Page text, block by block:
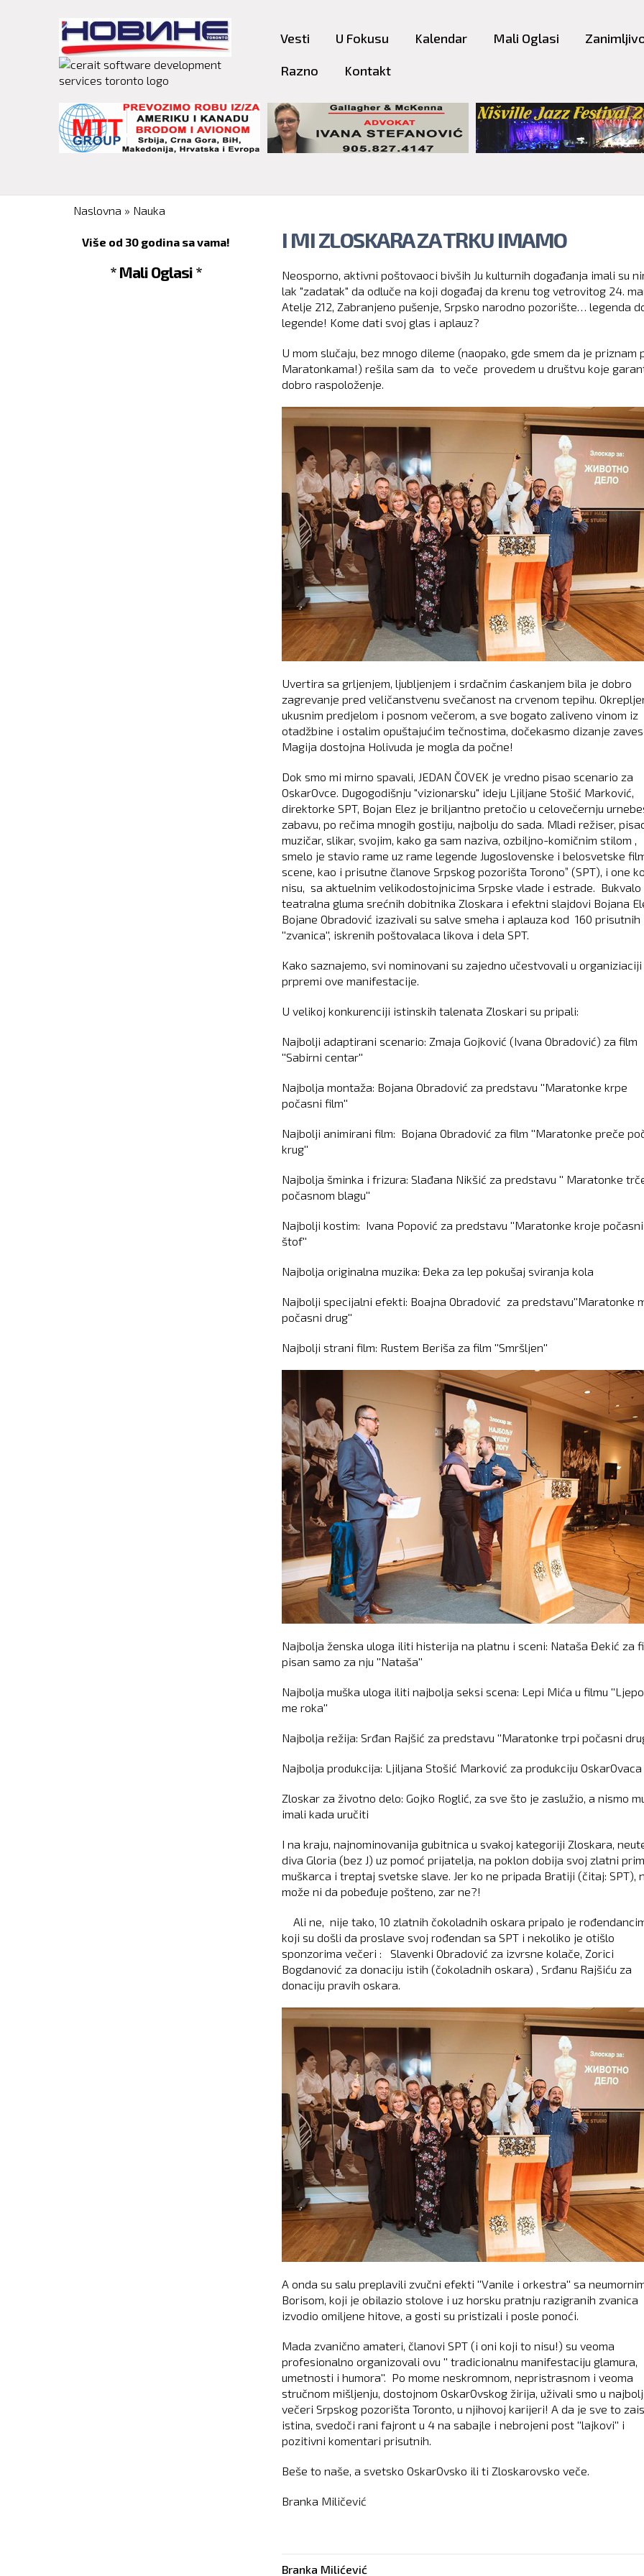
content
Vesti U Fokusu Kalendar Mali Oglasi
Razno Kontakt
You are here
Naslovna » Nauka
Više od 30 godina sa vama!
* Mali Oglasi *
I MI ZLOSKARA ZA TRKU IMAMO
Neosporno, aktivni poštovaoci bivših Ju kulturnih događanja imali su
lak "zadatak" da odluče na koji događaj da krenu tog vetrovitog 24.
Atelje 212, Zabranjeno pušenje, Srpsko narodno pozorište… legenda
legende! Kome dati svoj glas i aplauz?
U mom slučaju, bez mnogo dileme (naopako, gde smem da je priznam
Maratonkama!) rešila sam da to veče provedem u društvu koje
dobro raspoloženje.
Uvertira sa grljenjem, ljubljenjem i srdačnim ćaskanjem bila je dobro
zagrevanje pred veličanstvenu svečanost na crvenom tepihu.
ukusnim predjelom i posnom večerom, a sve bogato zaliveno vinom iz
otadžbine i ostalim opuštajućim tečnostima, dočekasmo dizanje
Magija dostojna Holivuda je mogla da počne!
Dok smo mi mirno spavali, JEDAN ČOVEK je vredno pisao scenario za
OskarOvce. Dugogodišnju "vizionarsku" ideju Ljiljane Stošić Marković,
direktorke SPT, Bojan Elez je briljantno pretočio u celovečernju
zabavu, po rečima mnogih gostiju, najbolju do sada. Mladi režiser,
muzičar, slikar, svojim, kako ga sam naziva, ozbiljno-komičnim stilom ,
smelo je stavio rame uz rame legende Jugoslovenske i belosvetske
scene, kao i prisutne članove Srpskog pozorišta Torono” (SPT), i one
nisu, sa aktuelnim velikodostojnicima Srpske vlade i estrade. Bukvalo
teatralna gluma srećnih dobitnika Zloskara i efektni slajdovi Bojana
Bojane Obradović izazivali su salve smeha i aplauza kod 160 prisutnih
''zvanica'', iskrenih poštovalaca likova i dela SPT.
Kako saznajemo, svi nominovani su zajedno učestvovali u organiziaciji
prpremi ove manifestacije.
U velikoj konkurenciji istinskih talenata Zloskari su pripali:
Najbolji adaptirani scenario: Zmaja Gojković (Ivana Obradović) za film
''Sabirni centar''
Najbolja montaža: Bojana Obradović za predstavu ''Maratonke krpe
počasni film''
Najbolji animirani film: Bojana Obradović za film ''Maratonke preče
krug''
Najbolja šminka i frizura: Slađana Nikšić za predstavu '' Maratonke
počasnom blagu''
Najbolji kostim: Ivana Popović za predstavu ''Maratonke kroje počasni
štof''
Najbolja originalna muzika: Đeka za lep pokušaj sviranja kola
Najbolji specijalni efekti: Boajna Obradović za predstavu''Maratonke
počasni drug''
Najbolji strani film: Rustem Beriša za film ''Smršljen''
Najbolja ženska uloga iliti histerija na platnu i sceni: Nataša Đekić za
pisan samo za nju ''Nataša''
Najbolja muška uloga iliti najbolja seksi scena: Lepi Mića u filmu
me roka''
Najbolja režija: Srđan Rajšić za predstavu ''Maratonke trpi počasni
Najbolja produkcija: Ljiljana Stošić Marković za produkciju OskarOvaca
Zloskar za životno delo: Gojko Roglić, za sve što je zaslužio, a nismo
imali kada uručiti
I na kraju, najnominovanija gubitnica u svakoj kategoriji Zloskara,
diva Gloria (bez J) uz pomoć prijatelja, na poklon dobija svoj zlatni
muškarca i treptaj svetske slave. Jer ko ne pripada Bratiji (čitaj: SPT),
može ni da pobeđuje pošteno, zar ne?!
Ali ne, nije tako, 10 zlatnih čokoladnih oskara pripalo je
koji su došli da proslave svoj rođendan sa SPT i nekoliko je otišlo
sponzorima večeri : Slavenki Obradović za izvrsne kolače, Zorici
Bogdanović za donaciju istih (čokoladnih oskara) , Srđanu Rajšiću za
donaciju pravih oskara.
A onda su salu preplavili zvučni efekti ''Vanile i orkestra'' sa
Borisom, koji je obilazio stolove i uz horsku pratnju razigranih zvanica
izvodio omiljene hitove, a gosti su pristizali i posle ponoći.
Mada zvanično amateri, članovi SPT (i oni koji to nisu!) su veoma
profesionalno organizovali ovu '' tradicionalnu manifestaciju glamura,
umetnosti i humora''. Po mome neskromnom, nepristrasnom i veoma
stručnom mišljenju, dostojnom OskarOvskog žirija, uživali smo u
večeri Srpskog pozorišta Toronto, u njihovoj karijeri! A da je sve to
istina, svedoči rani fajront u 4 na sabajle i nebrojeni post ''lajkovi'' i
pozitivni komentari prisutnih.
Beše to naše, a svetsko OskarOvsko ili ti Zloskarovsko veče.
Branka Miličević
Branka Milićević